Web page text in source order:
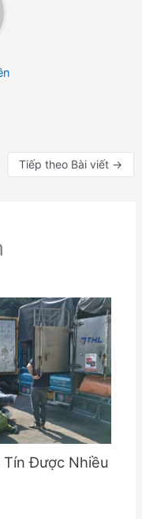
Tiếp theo Bài viết →
Tín Được Nhiều